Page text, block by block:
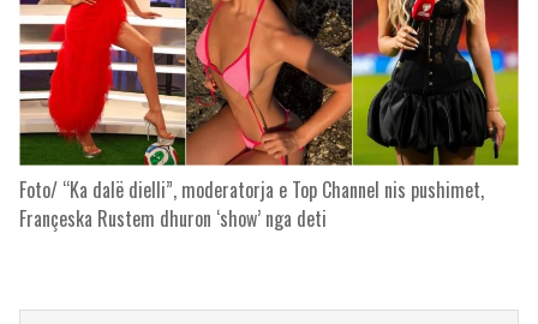
Foto/ “Ka dalë dielli”, moderatorja e Top Channel nis pushimet,
Françeska Rustem dhuron ‘show’ nga deti